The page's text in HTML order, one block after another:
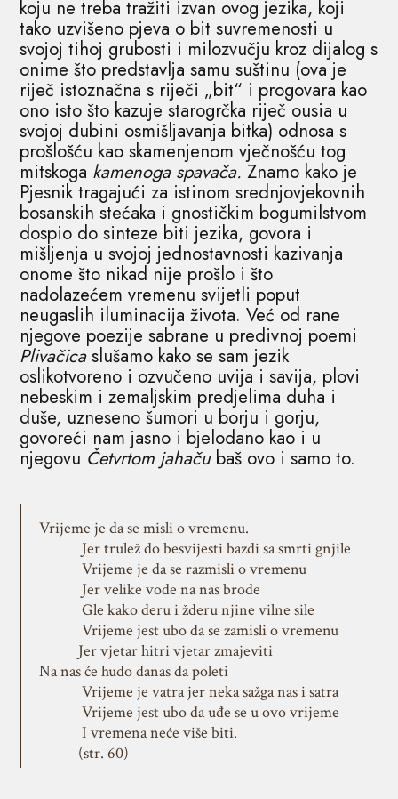
koju ne treba tražiti izvan ovog jezika, koji
tako uzvišeno pjeva o bit suvremenosti u
svojoj tihoj grubosti i milozvučju kroz dijalog s
onime što predstavlja samu suštinu (ova je
riječ istoznačna s riječi „bit“ i progovara kao
ono isto što kazuje starogrčka riječ ousia u
svojoj dubini osmišljavanja bitka) odnosa s
prošlošću kao skamenjenom vječnošću tog
mitskoga kamenoga spavača.Znamo kako je
Pjesnik tragajući za istinom srednjovjekovnih
bosanskih stećaka i gnostičkim bogumilstvom
dospio do sinteze biti jezika, govora i
mišljenja u svojoj jednostavnosti kazivanja
onome što nikad nije prošlo i što
nadolazećem vremenu svijetli poput
neugaslih iluminacija života. Već od rane
njegove poezije sabrane u predivnoj poemi
Plivačicaslušamo kako se sam jezik
oslikotvoreno i ozvučeno uvija i savija, plovi
nebeskim i zemaljskim predjelima duha i
duše, uzneseno šumori u borju i gorju,
govoreći nam jasno i bjelodano kao i u
njegovu Četvrtom jahaču baš ovo i samo to.
Vrijeme je da se misli o vremenu.
Jer trulež do besvijesti bazdi sa smrti gnjile
Vrijeme je da se razmisli o vremenu
Jer velike vode na nas brode
Gle kako deru i žderu njine vilne sile
Vrijeme jest ubo da se zamisli o vremenu
Jer vjetar hitri vjetar zmajeviti
Na nas će hudo danas da poleti
Vrijeme je vatra jer neka sažga nas i satra
Vrijeme jest ubo da uđe se u ovo vrijeme
I vremena neće više biti.
(str. 60)